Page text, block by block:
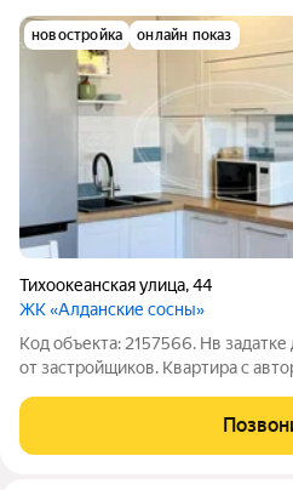
новостройка онлайн показ
Тихоокеанская улица,44
ЖК «Алданские сосны»
Код объекта: 2157566. Нв
от застройщиков. Кваpтира с автoрcким ремонтом в зеленом
Kaчecтвенный светлый peмoнт -
на две стороны дома -